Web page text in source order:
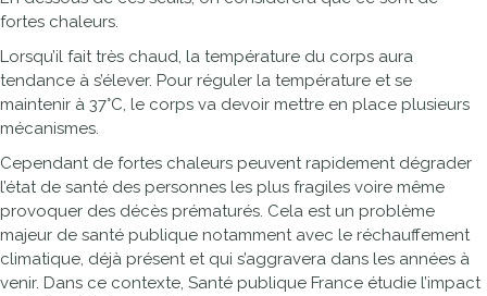
fortes chaleurs.
Lorsqu’il fait très chaud, la température du corps aura
tendance à s’élever. Pour réguler la température et se
maintenir à 37°C, le corps va devoir mettre en place plusieurs
mécanismes.
Cependant de fortes chaleurs peuvent rapidement dégrader
l’état de santé des personnes les plus fragiles voire même
provoquer des décès prématurés. Cela est un problème
majeur de santé publique notamment avec le réchauffement
climatique, déjà présent et qui s’aggravera dans les années à
venir. Dans ce contexte, Santé publique France étudie l’impact